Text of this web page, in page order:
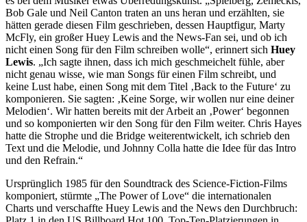
Bob Gale und Neil Canton traten an uns heran und erzählten, sie
hätten gerade diesen Film geschrieben, dessen Hauptfigur, Marty
McFly, ein großer Huey Lewis and the News-Fan sei, und ob ich
nicht einen Song für den Film schreiben wolle“, erinnert sich Huey
Lewis. „Ich sagte ihnen, dass ich mich geschmeichelt fühle, aber
nicht genau wisse, wie man Songs für einen Film schreibt, und
keine Lust habe, einen Song mit dem Titel ‚Back to the Future‘ zu
komponieren. Sie sagten: ‚Keine Sorge, wir wollen nur eine deiner
Melodien‘. Wir hatten bereits mit der Arbeit an ‚Power‘ begonnen
und so komponierten wir den Song für den Film weiter. Chris Hayes
hatte die Strophe und die Bridge weiterentwickelt, ich schrieb den
Text und die Melodie, und Johnny Colla hatte die Idee für das Intro
und den Refrain.“
Ursprünglich 1985 für den Soundtrack des Science-Fiction-Films
komponiert, stürmte „The Power of Love“ die internationalen
Charts und verschaffte Huey Lewis and the News den Durchbruch: